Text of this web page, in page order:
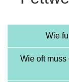
Wie
Wie oft